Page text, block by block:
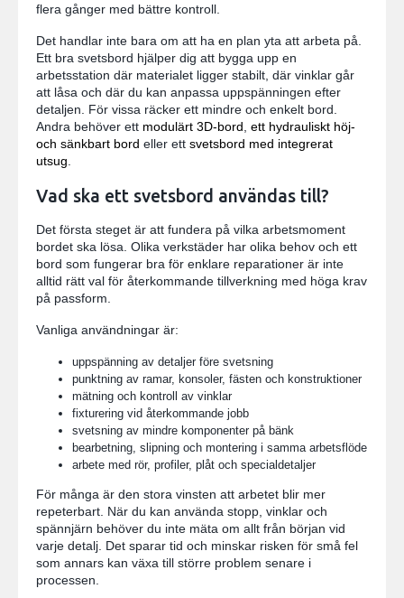
flera gånger med bättre kontroll.
Det handlar inte bara om att ha en plan yta att arbeta på.
Ett bra svetsbord hjälper dig att bygga upp en
arbetsstation där materialet ligger stabilt, där vinklar går
att låsa och där du kan anpassa uppspänningen efter
detaljen. För vissa räcker ett mindre och enkelt bord.
Andra behöver ett modulärt 3D-bord ett hydrauliskt höj-
och sänkbart bord eller ett svetsbord med integrerat
utsug
Vad ska ett svetsbord användas till?
Det första steget är att fundera på vilka arbetsmoment
bordet ska lösa. Olika verkstäder har olika behov och ett
bord som fungerar bra för enklare reparationer är inte
alltid rätt val för återkommande tillverkning med höga krav
på passform.
Vanliga användningar är:
uppspänning av detaljer före svetsning
punktning av ramar, konsoler, fästen och konstruktioner
mätning och kontroll av vinklar
fixturering vid återkommande jobb
svetsning av mindre komponenter på bänk
bearbetning, slipning och montering i samma arbetsflöde
arbete med rör, profiler, plåt och specialdetaljer
För många är den stora vinsten att arbetet blir mer
repeterbart. När du kan använda stopp, vinklar och
spännjärn behöver du inte mäta om allt från början vid
varje detalj. Det sparar tid och minskar risken för små fel
som annars kan växa till större problem senare i
processen.